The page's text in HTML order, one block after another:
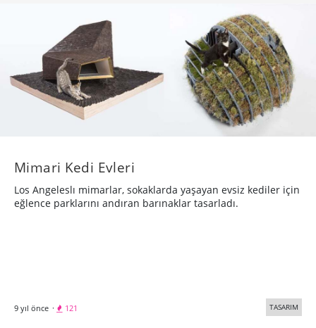
Mimari Kedi Evleri
Los Angeleslı mimarlar, sokaklarda yaşayan evsiz kediler için
eğlence parklarını andıran barınaklar tasarladı.
9 yıl önce · 121 TASARIM